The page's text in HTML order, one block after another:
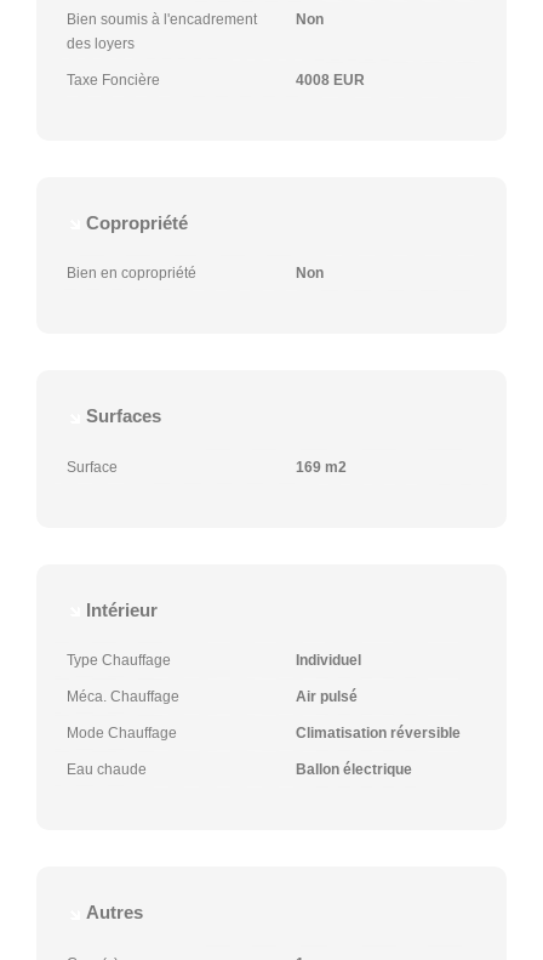
Bien soumis à l'encadrement
des loyers
Non
Taxe Foncière 4008 EUR
Copropriété
Bien en copropriété Non
Surfaces
Surface 169 m2
Intérieur
Type Chauffage Individuel
Méca. Chauffage Air pulsé
Mode Chauffage Climatisation réversible
Eau chaude Ballon électrique
Autres